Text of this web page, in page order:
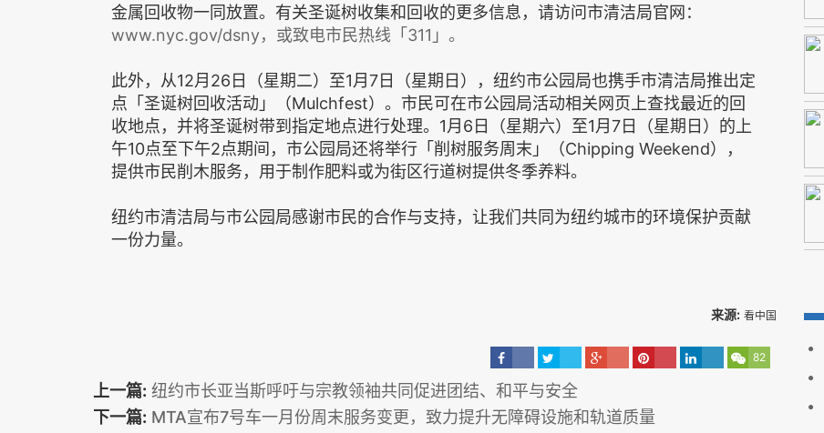
金属回收物一同放置。有关圣诞树收集和回收的更多信息，请访问市清洁局官网：
www.nyc.gov/dsny，或致电市民热线「311」。
此外，从12月26日（星期二）至1月7日（星期日），纽约市公园局也携手市清洁局推出定
点「圣诞树回收活动」（Mulchfest）。市民可在市公园局活动相关网页上查找最近的回
收地点，并将圣诞树带到指定地点进行处理。1月6日（星期六）至1月7日（星期日）的上
午10点至下午2点期间，市公园局还将举行「削树服务周末」（Chipping Weekend），
提供市民削木服务，用于制作肥料或为街区行道树提供冬季养料。
纽约市清洁局与市公园局感谢市民的合作与支持，让我们共同为纽约城市的环境保护贡献
一份力量。
来源: 看中国
82
上一篇: 纽约市长亚当斯呼吁与宗教领袖共同促进团结、和平与安全
下一篇: MTA宣布7号车一月份周末服务变更，致力提升无障碍设施和轨道质量